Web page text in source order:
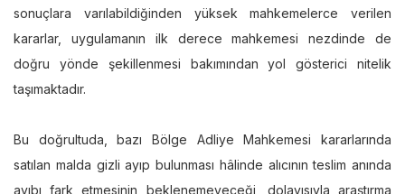
sonuçlara varılabildiğinden yüksek mahkemelerce verilen
kararlar, uygulamanın ilk derece mahkemesi nezdinde de
doğru yönde şekillenmesi bakımından yol gösterici nitelik
taşımaktadır.
Bu doğrultuda, bazı Bölge Adliye Mahkemesi kararlarında
satılan malda gizli ayıp bulunması hâlinde alıcının teslim anında
ayıbı fark etmesinin beklenemeyeceği, dolayısıyla araştırma